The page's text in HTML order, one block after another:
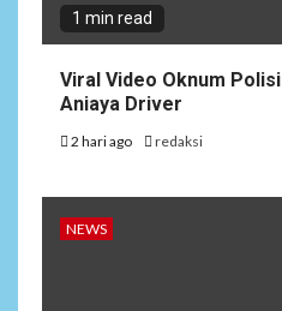
1 min read
Viral Video Oknum
Aniaya Driver
2 hari ago redaksi
NEWS